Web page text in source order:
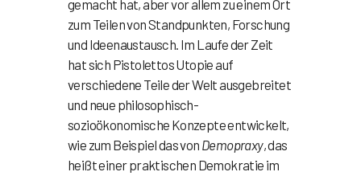
gemacht hat, aber vor allem zu einem Ort
zum Teilen von Standpunkten, Forschung
und Ideenaustausch. Im Laufe der Zeit
hat sich Pistolettos Utopie auf
verschiedene Teile der Welt ausgebreitet
und neue philosophisch-
sozioökonomische Konzepte entwickelt,
wie zum Beispiel das von Demopraxy, das
heißt einer praktischen Demokratie im